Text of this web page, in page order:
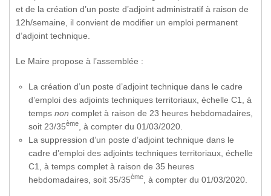
et de la création d’un poste d’adjoint administratif à raison de
12h/semaine, il convient de modifier un emploi permanent
d’adjoint technique.
Le Maire propose à l’assemblée :
La création d’un poste d’adjoint technique dans le cadre
d’emploi des adjoints techniques territoriaux, échelle C1, à
temps non complet à raison de 23 heures hebdomadaires,
soit 23/35ème
, à compter du 01/03/2020.
La suppression d’un poste d’adjoint technique dans le
cadre d’emploi des adjoints techniques territoriaux, échelle
C1, à temps complet à raison de 35 heures
hebdomadaires, soit 35/35ème , à compter du 01/03/2020.